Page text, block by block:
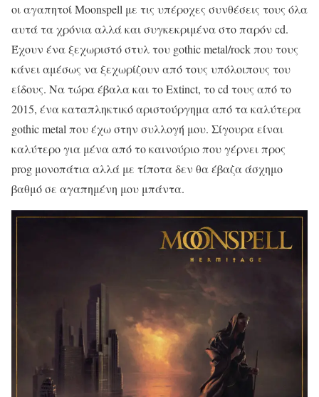
οι αγαπητοί Moonspell με τις υπέροχες συνθέσεις τους όλα
αυτά τα χρόνια αλλά και συγκεκριμένα στο παρόν cd.
Έχουν ένα ξεχωριστό στυλ του gothic metal/rock που τους
κάνει αμέσως να ξεχωρίζουν από τους υπόλοιπους του
είδους. Να τώρα έβαλα και το Extinct, το cd τους από το
2015, ένα καταπληκτικό αριστούργημα από τα καλύτερα
gothic metal που έχω στην συλλογή μου. Σίγουρα είναι
καλύτερο για μένα από το καινούριο που γέρνει προς
prog μονοπάτια αλλά με τίποτα δεν θα έβαζα άσχημο
βαθμό σε αγαπημένη μου μπάντα.